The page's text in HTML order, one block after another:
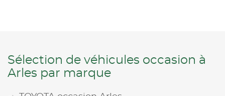
Sélection de véhicules occasion à
Arles par marque